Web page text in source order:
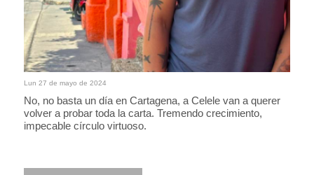
Lun 27 de mayo de 2024
No, no basta un día en Cartagena, a Celele van a querer
volver a probar toda la carta. Tremendo crecimiento,
impecable círculo virtuoso.